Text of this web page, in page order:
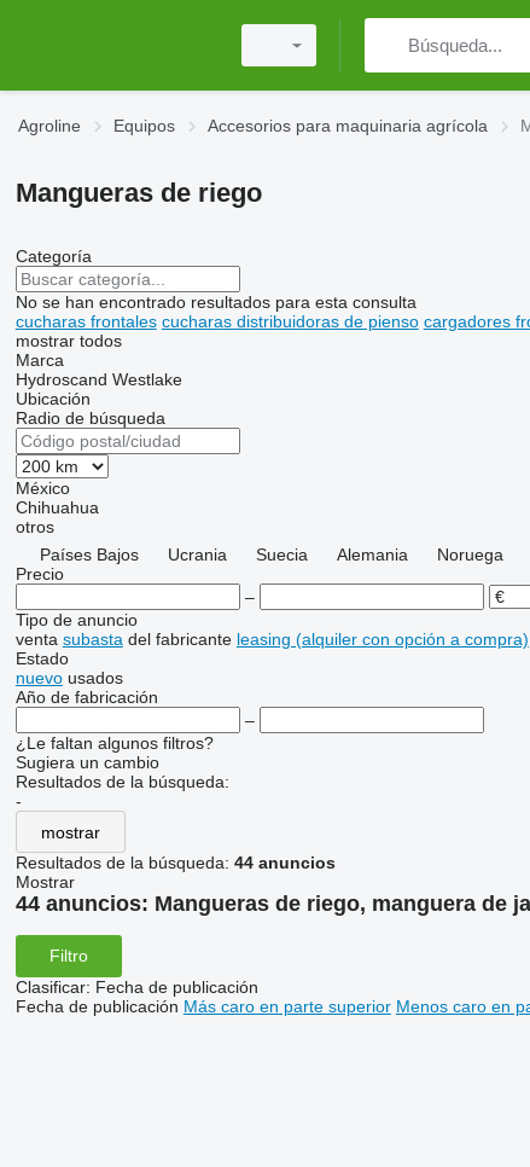
Agroline Equipos Accesorios para maquinaria agrícola
Mangueras de riego
Categoría
No se han encontrado resultados para esta consulta
cucharas frontales cucharas distribuidoras de pienso cargadores
mostrar todos
Marca
Hydroscand Westlake
Ubicación
Radio de búsqueda
México
Chihuahua
otros
Países Bajos
Ucrania Suecia Alemania Noruega
Precio
–
Tipo de anuncio
venta subasta del fabricante leasing (alquiler con opción a compra)
Estado
nuevo usados
Año de fabricación
–
¿Le faltan algunos filtros?
Sugiera un cambio
Resultados de la búsqueda:
-
mostrar
Resultados de la búsqueda: 44 anuncios
Mostrar
44 anuncios: Mangueras de riego, manguera de
Filtro
Clasificar: Fecha de publicación
Fecha de publicación Más caro en parte superior Menos caro en